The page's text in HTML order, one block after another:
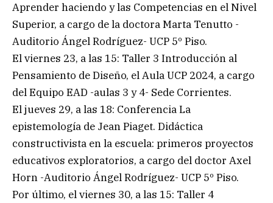
Aprender haciendo y las Competencias en el Nivel
Superior, a cargo de la doctora Marta Tenutto -
Auditorio Ángel Rodríguez- UCP 5º Piso.
El viernes 23, a las 15: Taller 3 Introducción al
Pensamiento de Diseño, el Aula UCP 2024, a cargo
del Equipo EAD -aulas 3 y 4- Sede Corrientes.
El jueves 29, a las 18: Conferencia La
epistemología de Jean Piaget. Didáctica
constructivista en la escuela: primeros proyectos
educativos exploratorios, a cargo del doctor Axel
Horn -Auditorio Ángel Rodríguez- UCP 5º Piso.
Por último, el viernes 30, a las 15: Taller 4